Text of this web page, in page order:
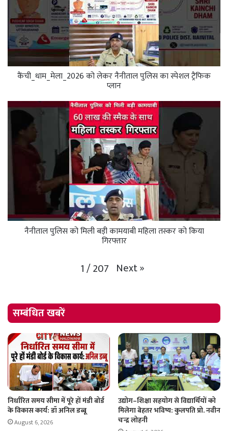
कैंची_धाम_मेला_2026 को लेकर नैनीताल पुलिस का स्पेशल ट्रैफिक
प्लान
नैनीताल पुलिस को मिली बड़ी कामयाबी महिला तस्कर को किया
गिरफ्तार
1/207 Next»
सम्बंधित खबरें
निर्धारित समय सीमा में पूरे हों मंडी बोर्ड
के विकास कार्य: डॉ अनिल डब्बू
August 6, 2026
उद्योग–शिक्षा सहयोग से विद्यार्थियों को
मिलेगा बेहतर भविष्य: कुलपति प्रो. नवीन
चन्द्र लोहनी